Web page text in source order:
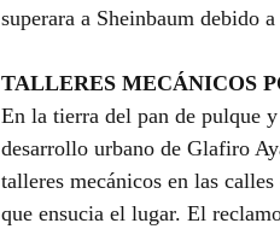
superara a Sheinbaum debido
TALLERES MECÁNICOS
En la tierra del pan de pulque
desarrollo urbano de Glafiro
talleres mecánicos en las
que ensucia el lugar. El